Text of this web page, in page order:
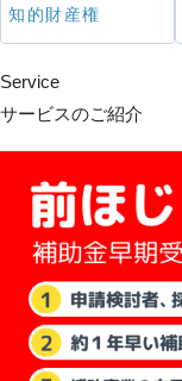
知的財産権
Service
サービスのご紹介